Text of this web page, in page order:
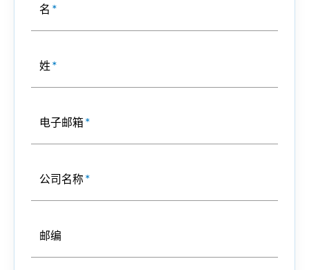
名 *
姓*
电子邮箱*
公司名称*
邮编